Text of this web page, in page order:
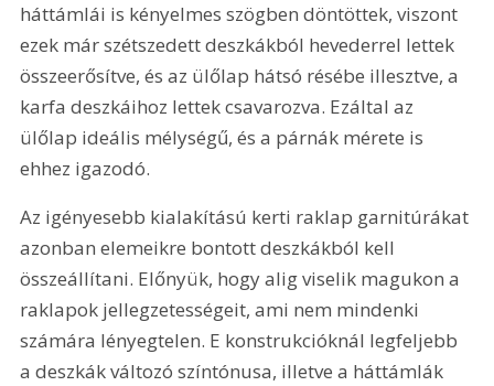
háttámlái is kényelmes szögben döntöttek, viszont
ezek már szétszedett deszkákból hevederrel lettek
összeerősítve, és az ülőlap hátsó résébe illesztve, a
karfa deszkáihoz lettek csavarozva. Ezáltal az
ülőlap ideális mélységű, és a párnák mérete is
ehhez igazodó.
Az igényesebb kialakítású kerti raklap garnitúrákat
azonban elemeikre bontott deszkákból kell
összeállítani. Előnyük, hogy alig viselik magukon a
raklapok jellegzetességeit, ami nem mindenki
számára lényegtelen. E konstrukcióknál legfeljebb
a deszkák változó színtónusa, illetve a háttámlák